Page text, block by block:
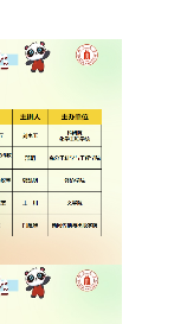
各系介绍
教授委员会
实验教辅岗